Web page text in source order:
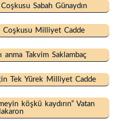
Sabah Günaydın
Coşkusu Milliyet Cadde
anma Takvim Saklambaç
Tek Yürek Milliyet Cadde
köşkü kaydırın” Vatan